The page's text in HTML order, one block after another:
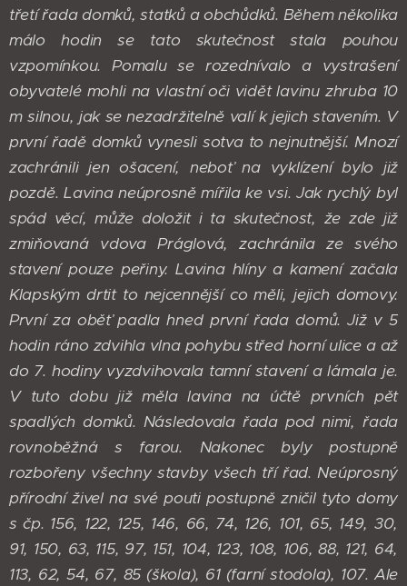
třetí řada domků, statků a obchůdků. Během několika
málo hodin se tato skutečnost stala pouhou
vzpomínkou. Pomalu se rozednívalo a vystrašení
obyvatelé mohli na vlastní oči vidět lavinu zhruba 10
m silnou, jak se nezadržitelně valí k jejich stavením. V
první řadě domků vynesli sotva to nejnutnější. Mnozí
zachránili jen ošacení, neboť na vyklízení bylo již
pozdě. Lavina neúprosně mířila ke vsi. Jak rychlý byl
spád věcí, může doložit i ta skutečnost, že zde již
zmiňovaná vdova Práglová, zachránila ze svého
stavení pouze peřiny. Lavina hlíny a kamení začala
Klapským drtit to nejcennější co měli, jejich domovy.
První za oběť padla hned první řada domů. Již v 5
hodin ráno zdvihla vlna pohybu střed horní ulice a až
do 7. hodiny vyzdvihovala tamní stavení a lámala je.
V tuto dobu již měla lavina na účtě prvních pět
spadlých domků. Následovala řada pod nimi, řada
rovnoběžná s farou. Nakonec byly postupně
rozbořeny všechny stavby všech tří řad. Neúprosný
přírodní živel na své pouti postupně zničil tyto domy
s čp. 156, 122, 125, 146, 66, 74, 126, 101, 65, 149, 30,
91, 150, 63, 115, 97, 151, 104, 123, 108, 106, 88, 121, 64,
113, 62, 54, 67, 85 (škola), 61 (farní stodola), 107. Ale